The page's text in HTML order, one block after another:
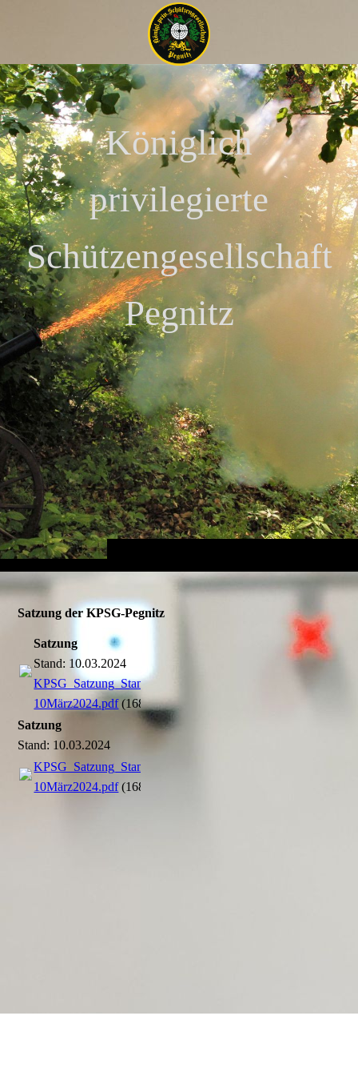
Königlich
privilegierte
Schützengesellschaft
Pegnitz
Satzung der KPSG-Pegnitz
Satzung
Stand: 10.03.2024
KPSG_Satzung_Stand
10März2024.pdf(168.54KB)
Satzung
Stand: 10.03.2024
KPSG_Satzung_Stand
10März2024.pdf(168.54KB)